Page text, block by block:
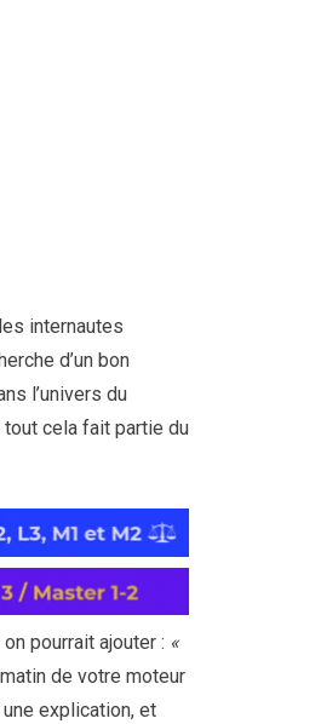
internautes
d’un bon
l’univers du
tout cela fait partie du
pourrait ajouter : «
de votre moteur
explication, et